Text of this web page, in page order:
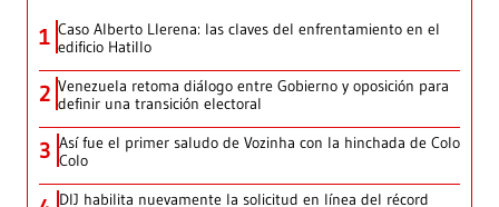
1 Caso Alberto Llerena: las claves del enfrentamiento en el
edificio Hatillo
2 Venezuela retoma diálogo entre Gobierno y oposición para
definir una transición electoral
3 Así fue el primer saludo de Vozinha con la hinchada de Colo
Colo
DIJ habilita nuevamente la solicitud en línea del récord